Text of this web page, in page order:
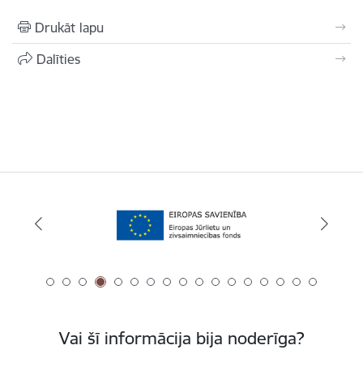
Drukāt lapu
Dalīties
Vai šī informācija bija noderīga?